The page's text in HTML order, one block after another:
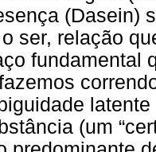
(Dasein)
ser, relação
fundamental
(um